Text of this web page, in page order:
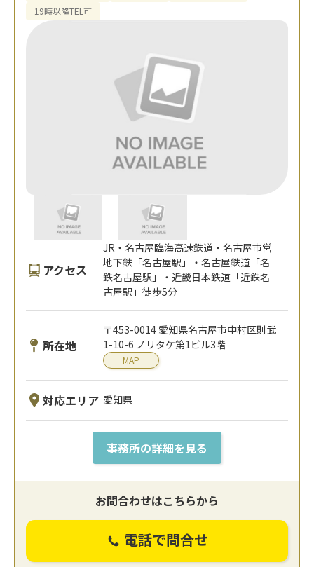
19時以降TEL可
アクセス
JR・名古屋臨海高速鉄道・名古屋市営
地下鉄「名古屋駅」・名古屋鉄道「名
鉄名古屋駅」・近畿日本鉄道「近鉄名
古屋駅」徒歩5分
所在地
〒453-0014 愛知県名古屋市中村区則武
1-10-6 ノリタケ第1ビル3階
MAP
対応エリア 愛知県
事務所の詳細を見る
お問合わせはこちらから
電話で問合せ